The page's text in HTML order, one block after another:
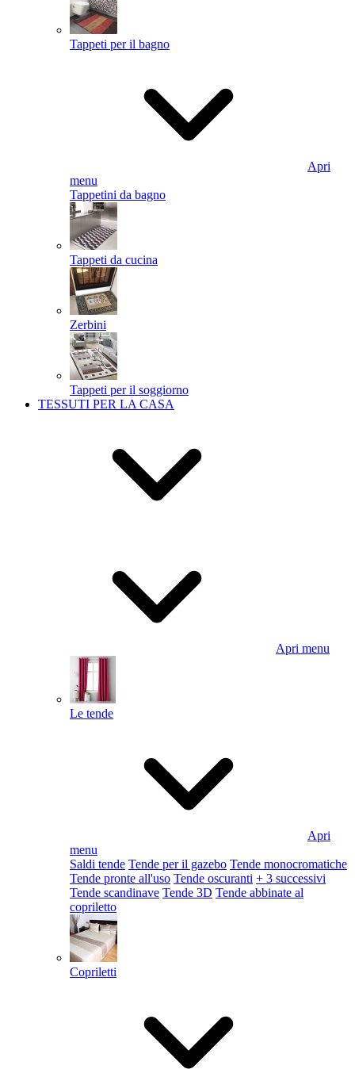
Tappeti per il bagno
Apri
menu
Tappetini da bagno
Tappeti da cucina
Zerbini
Tappeti per il soggiorno
TESSUTI PER LA CASA
Apri menu
Le tende
Apri
menu
Saldi tende Tende per il gazebo Tende monocromatiche
Tende pronte all'uso Tende oscuranti + 3 successivi
Tende scandinave Tende 3D Tende abbinate al
copriletto
Copriletti